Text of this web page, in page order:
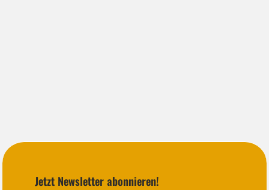
Jetzt Newsletter abonnieren!